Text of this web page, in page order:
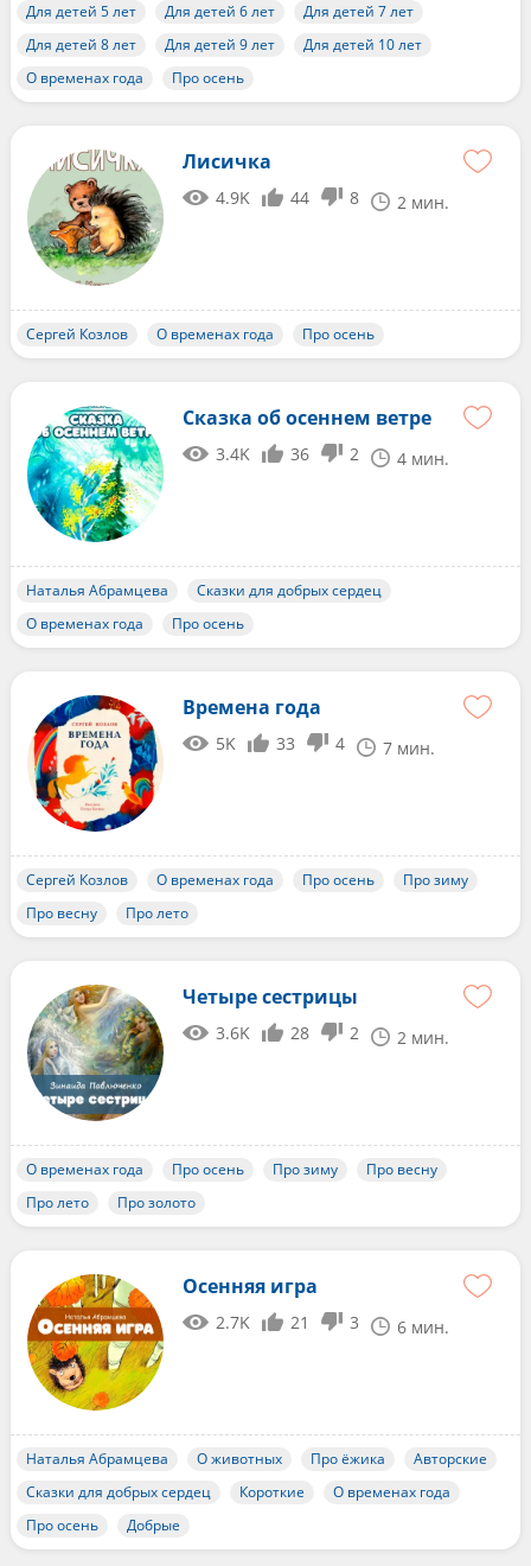
Для детей 5 лет
Для детей 6 лет
Для детей 7 лет
Для детей 8 лет
Для детей 9 лет
Для детей 10 лет
О временах года
Про осень
Лисичка
4.9K 44 8 2 мин.
Сергей Козлов О временах года Про осень
Сказка об осеннем ветре
3.4K 36 2 4 мин.
Наталья Абрамцева
Сказки для добрых сердец
О временах года
Про осень
Времена года
5K 33 4 7 мин.
Сергей Козлов О временах года Про осень
Про зиму
Про весну
Про лето
Четыре сестрицы
3.6K 28 2 2 мин.
О временах года Про осень Про зиму
Про весну
Про лето
Про золото
Осенняя игра
2.7K 21 3 6 мин.
Наталья Абрамцева О животных Про ёжика
Авторские
Сказки для добрых сердец
Короткие
О временах года
Про осень
Добрые